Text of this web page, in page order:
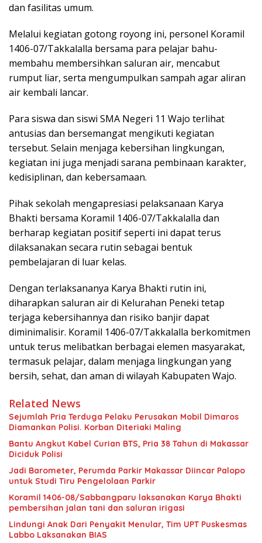
dan fasilitas umum.
Melalui kegiatan gotong royong ini, personel Koramil
1406-07/Takkalalla bersama para pelajar bahu-
membahu membersihkan saluran air, mencabut
rumput liar, serta mengumpulkan sampah agar aliran
air kembali lancar.
Para siswa dan siswi SMA Negeri 11 Wajo terlihat
antusias dan bersemangat mengikuti kegiatan
tersebut. Selain menjaga kebersihan lingkungan,
kegiatan ini juga menjadi sarana pembinaan karakter,
kedisiplinan, dan kebersamaan.
Pihak sekolah mengapresiasi pelaksanaan Karya
Bhakti bersama Koramil 1406-07/Takkalalla dan
berharap kegiatan positif seperti ini dapat terus
dilaksanakan secara rutin sebagai bentuk
pembelajaran di luar kelas.
Dengan terlaksananya Karya Bhakti rutin ini,
diharapkan saluran air di Kelurahan Peneki tetap
terjaga kebersihannya dan risiko banjir dapat
diminimalisir. Koramil 1406-07/Takkalalla berkomitmen
untuk terus melibatkan berbagai elemen masyarakat,
termasuk pelajar, dalam menjaga lingkungan yang
bersih, sehat, dan aman di wilayah Kabupaten Wajo.
Related News
Sejumlah Pria Terduga Pelaku Perusakan Mobil Dimaros
Diamankan Polisi. Korban Diteriaki Maling
Bantu Angkut Kabel Curian BTS, Pria 38 Tahun di Makassar
Diciduk Polisi
Jadi Barometer, Perumda Parkir Makassar Diincar Palopo
untuk Studi Tiru Pengelolaan Parkir
Koramil 1406-08/Sabbangparu laksanakan Karya Bhakti
pembersihan jalan tani dan saluran irigasi
Lindungi Anak Dari Penyakit Menular, Tim UPT Puskesmas
Labbo Laksanakan BIAS